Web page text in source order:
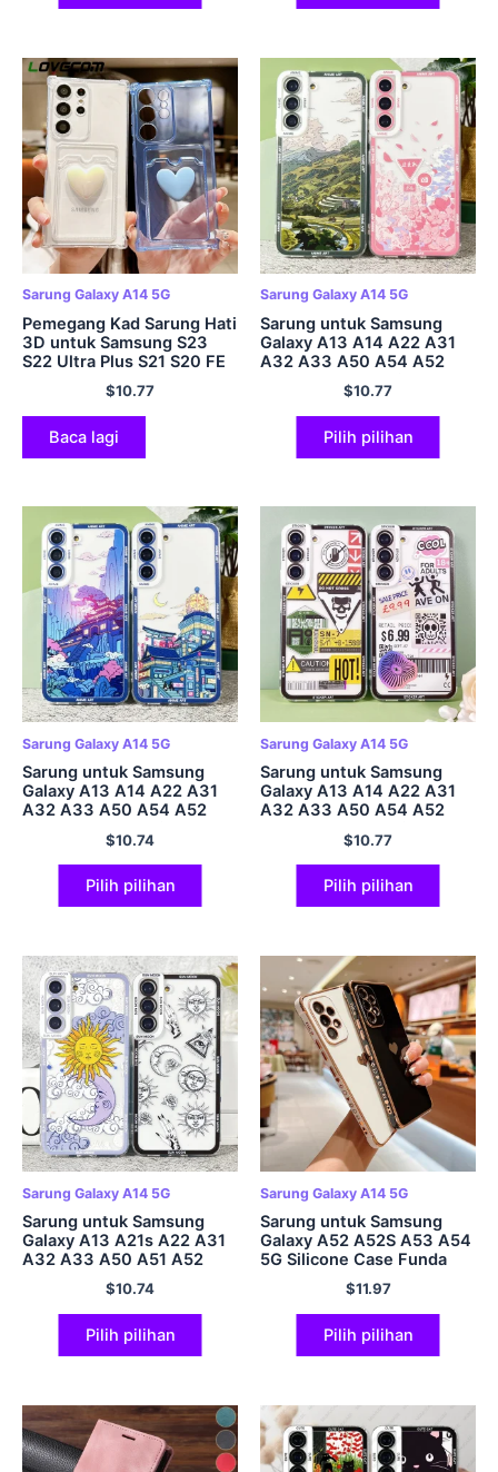
Sarung Galaxy A14 5G
Pemegang Kad Sarung Hati
3D untuk Samsung S23
S22 Ultra Plus S21 S20 FE
A53 A52 A23 A14 A34
A32 A54 A13 5G Penutup
Jelas Kalis Kejutan
$10.77
Baca lagi
Sarung Galaxy A14 5G
Sarung untuk Samsung
Galaxy A13 A14 A22 A31
A32 A33 A50 A54 A52
A53 A72 A73 Kulit Lembut
Landskap Seni Anime
$10.77
Pilih pilihan
Sarung Galaxy A14 5G
Sarung untuk Samsung
Galaxy A13 A14 A22 A31
A32 A33 A50 A54 A52
A53 A72 A73 Kulit Lembut
Landskap Seni Anime
Jepun
$10.74
Pilih pilihan
Sarung Galaxy A14 5G
Sarung untuk Samsung
Galaxy A13 A14 A22 A31
A32 A33 A50 A54 A52
A53 A72 A73 Seni Pelekat
Kulit Lembut
$10.77
Pilih pilihan
Sarung Galaxy A14 5G
Sarung untuk Samsung
Galaxy A13 A21s A22 A31
A32 A33 A50 A51 A52
A53 A72 A73 A54 A14
Penutup Lembut Muka Sun
Moon Lucu
$10.74
Pilih pilihan
Sarung Galaxy A14 5G
Sarung untuk Samsung
Galaxy A52 A52S A53 A54
5G Silicone Case Funda
untuk Samsung A13 A12
M12 A34 A14 A33 S23 S22
S21 S20 Ultra FE 5G
$11.97
Pilih pilihan